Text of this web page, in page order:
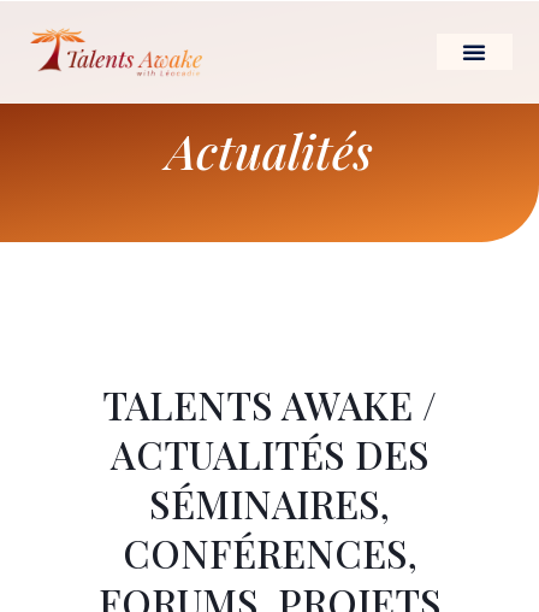
Actualités
TALENTS AWAKE /
ACTUALITÉS DES
SÉMINAIRES,
CONFÉRENCES,